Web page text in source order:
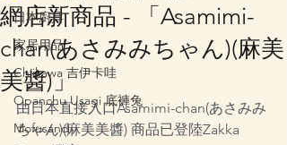
日本廚具
家居用品
Chiikawa 吉伊卡哇
Opanchu Usagi 底褲兔
Mofusand
網店新商品 - 「Asamimi-
chan(あさみみちゃん)(麻美
美醬)」
由日本直接入口Asamimi-chan(あさみみ
ちゃん)(麻美美醬) 商品已登陸Zakka